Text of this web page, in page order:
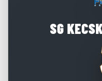
SG